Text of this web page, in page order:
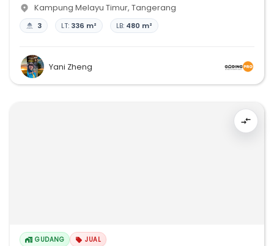
Kampung Melayu Timur, Tangerang
3 LT: 336 m² LB: 480 m²
Yani Zheng
GUDANG JUAL